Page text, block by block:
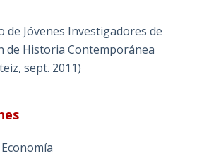
de Jóvenes Investigadores de
de Historia Contemporánea
sept. 2011)